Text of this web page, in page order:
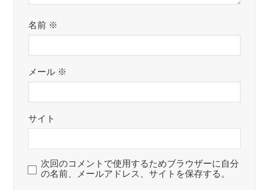
名前 ※
メール ※
サイト
次回のコメントで使用するためブラウザーに自分
の名前、メールアドレス、サイトを保存する。